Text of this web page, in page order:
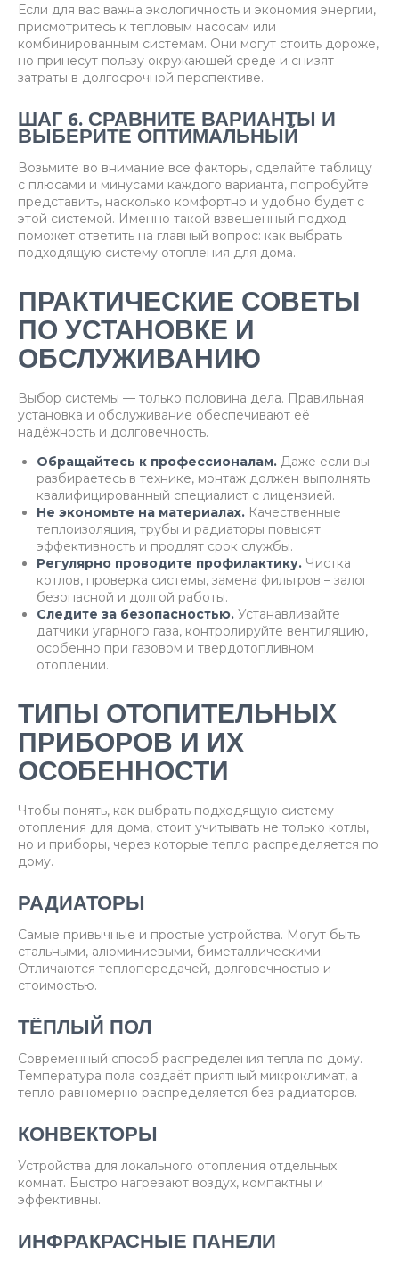
Если для вас важна экологичность и экономия энергии,
присмотритесь к тепловым насосам или
комбинированным системам. Они могут стоить дороже,
но принесут пользу окружающей среде и снизят
затраты в долгосрочной перспективе.
ШАГ 6. СРАВНИТЕ ВАРИАНТЫ И
ВЫБЕРИТЕ ОПТИМАЛЬНЫЙ
Возьмите во внимание все факторы, сделайте таблицу
с плюсами и минусами каждого варианта, попробуйте
представить, насколько комфортно и удобно будет с
этой системой. Именно такой взвешенный подход
поможет ответить на главный вопрос: как выбрать
подходящую систему отопления для дома.
ПРАКТИЧЕСКИЕ СОВЕТЫ
ПО УСТАНОВКЕ И
ОБСЛУЖИВАНИЮ
Выбор системы — только половина дела. Правильная
установка и обслуживание обеспечивают её
надёжность и долговечность.
Обращайтесь к профессионалам. Даже если вы
разбираетесь в технике, монтаж должен выполнять
квалифицированный специалист с лицензией.
Не экономьте на материалах. Качественные
теплоизоляция, трубы и радиаторы повысят
эффективность и продлят срок службы.
Регулярно проводите профилактику. Чистка
котлов, проверка системы, замена фильтров – залог
безопасной и долгой работы.
Следите за безопасностью. Устанавливайте
датчики угарного газа, контролируйте вентиляцию,
особенно при газовом и твердотопливном
отоплении.
ТИПЫ ОТОПИТЕЛЬНЫХ
ПРИБОРОВ И ИХ
ОСОБЕННОСТИ
Чтобы понять, как выбрать подходящую систему
отопления для дома, стоит учитывать не только котлы,
но и приборы, через которые тепло распределяется по
дому.
РАДИАТОРЫ
Самые привычные и простые устройства. Могут быть
стальными, алюминиевыми, биметаллическими.
Отличаются теплопередачей, долговечностью и
стоимостью.
ТЁПЛЫЙ ПОЛ
Современный способ распределения тепла по дому.
Температура пола создаёт приятный микроклимат, а
тепло равномерно распределяется без радиаторов.
КОНВЕКТОРЫ
Устройства для локального отопления отдельных
комнат. Быстро нагревают воздух, компактны и
эффективны.
ИНФРАКРАСНЫЕ ПАНЕЛИ